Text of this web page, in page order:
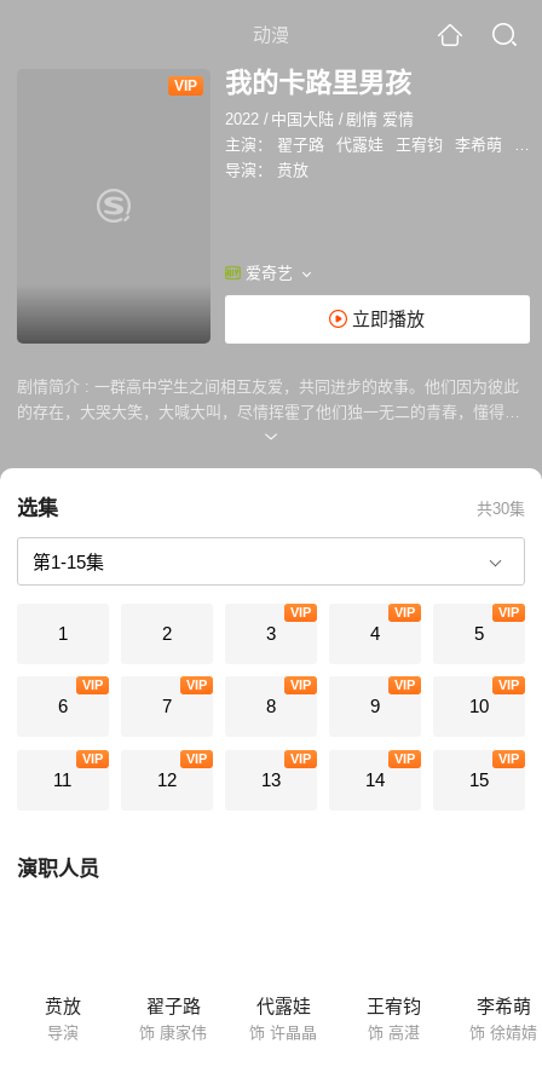
动漫
VIP 我的卡路里男孩
2022 / 中国大陆 /剧情 爱情
主演：
翟子路 代露娃 王宥钧 李希萌
王
导演：
贲放
爱奇艺
立即播放
剧情简介 : 一群高中学生之间相互友爱，共同进步的故事。他们因为彼此
的存在，大哭大笑，大喊大叫，尽情挥霍了他们独一无二的青春，懂得了
什么才是真正的喜欢——不是偶像式的崇拜，不是遥远的憧憬，而是两颗
选集 共30集
1 2 3
VIP
4
VIP
5
VIP
6
VIP
7
VIP
8
VIP
9
VIP
10
VIP
11
VIP
12
VIP
13
VIP
14
VIP
15
VIP
演职人员
贲放
导演
翟子路
饰 康家伟
代露娃
饰 许晶晶
王宥钧
饰 高湛
李希萌
饰 徐婧婧